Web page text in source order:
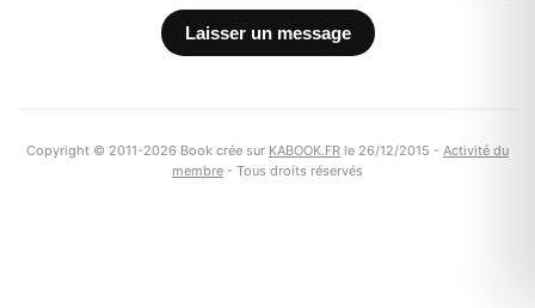
Copyright © 2011-2026 Book crée sur KABOOK.FR le 26/12/2015 - Activité du
membre - Tous droits réservés